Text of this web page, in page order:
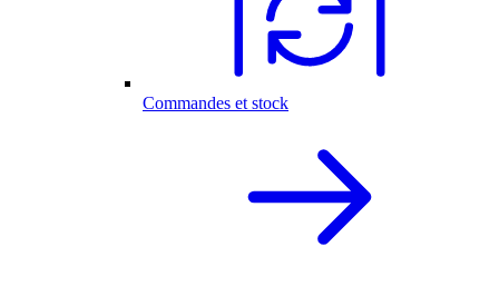
Commandes et stock